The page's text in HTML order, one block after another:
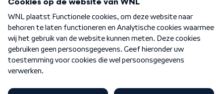
Nieuwsbrief
Word Lid